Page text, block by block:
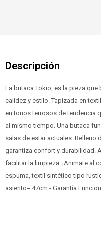
La butaca Tokio, es la pieza
calidez y estilo. Tapizada en
en tonos terrosos de tendencia
al mismo tiempo. Una butaca
salas de estar actuales. Relleno
garantiza confort y durabilidad.
facilitar la limpieza. ¡Animate al
espuma, textil sintético tipo
asiento= 47cm - Garantía